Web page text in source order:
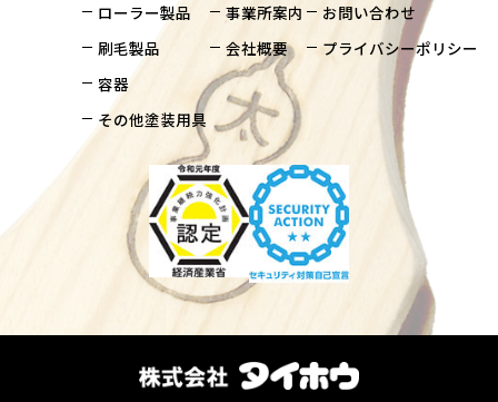
ローラー製品
刷毛製品
容器
その他塗装用具
事業所案内
会社概要
お問い合わせ
プライバシーポリシー